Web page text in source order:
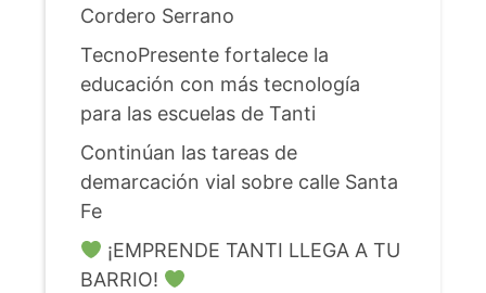
Cordero Serrano
TecnoPresente fortalece la
educación con más tecnología
para las escuelas de Tanti
Continúan las tareas de
demarcación vial sobre calle Santa
Fe
¡EMPRENDE TANTI LLEGA A TU
BARRIO!